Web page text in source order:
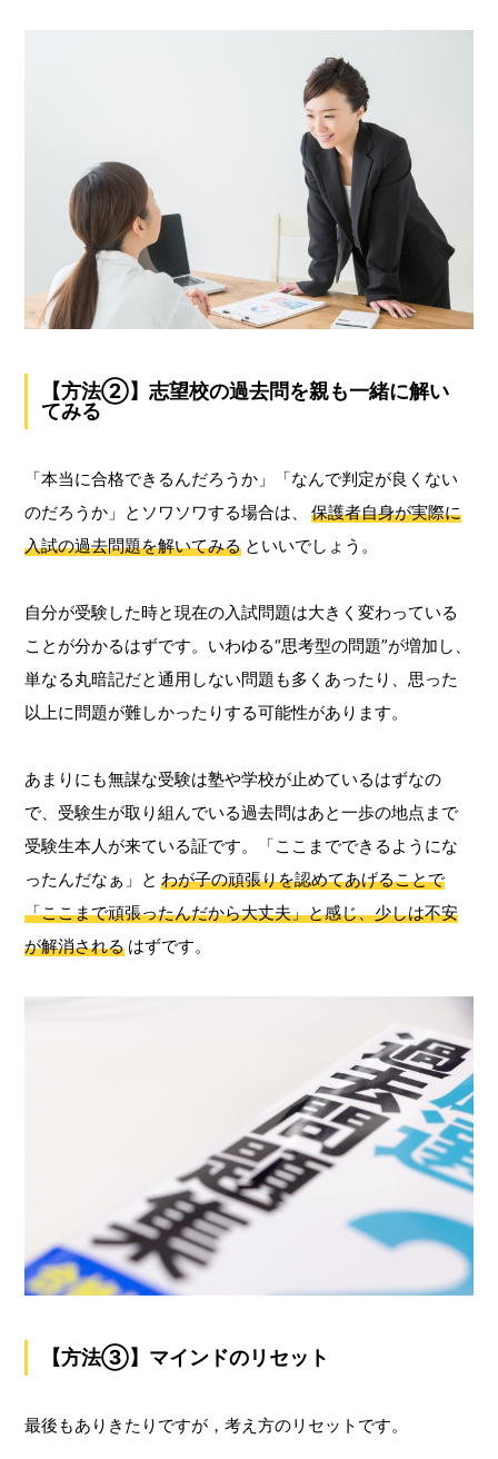
【方法②】志望校の過去問を親も一緒に解い
てみる
「本当に合格できるんだろうか」「なんで判定が良くない
のだろうか」とソワソワする場合は、
保護者自身が実際に
入試の過去問題を解いてみる といいでしょう。
自分が受験した時と現在の入試問題は大きく変わっている
ことが分かるはずです。いわゆる“思考型の問題”が増加し、
単なる丸暗記だと通用しない問題も多くあったり、思った
以上に問題が難しかったりする可能性があります。
あまりにも無謀な受験は塾や学校が止めているはずなの
で、受験生が取り組んでいる過去問はあと一歩の地点まで
受験生本人が来ている証です。「ここまでできるようにな
ったんだなぁ」と わが子の頑張りを認めてあげることで
「ここまで頑張ったんだから大丈夫」と感じ、少しは不安
が解消される はずです。
【方法③】マインドのリセット
最後もありきたりですが，考え方のリセットです。